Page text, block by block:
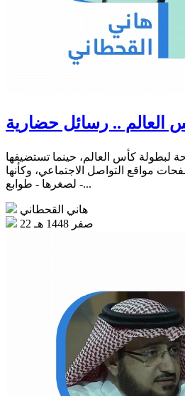
العالم .. رسائل حضارية
لبطولة كأس العالم، حينما تستضيفها
2034، على صفحات مواقع التواصل الاجتماعي، وكأنها
- لصغرها - طوابع...
هاني القحطاني
22 صفر 1448 هـ